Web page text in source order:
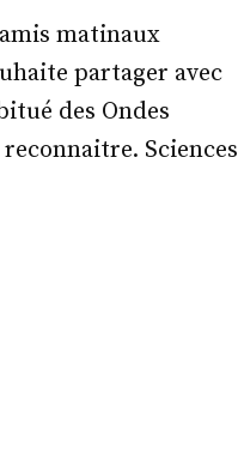
matinaux
partager avec
des Ondes
Sciences